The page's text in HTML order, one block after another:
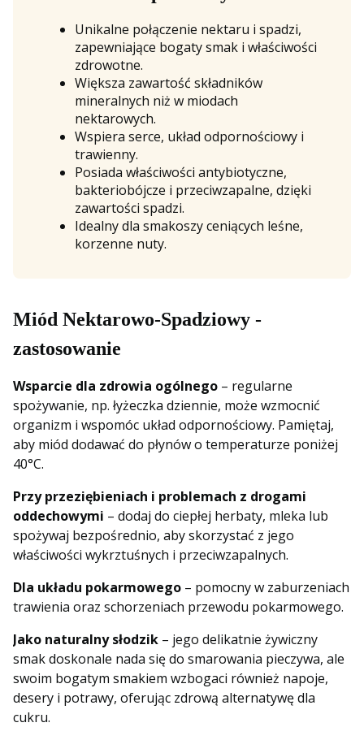
Unikalne połączenie nektaru i spadzi,
zapewniające bogaty smak i właściwości
zdrowotne.
Większa zawartość składników
mineralnych niż w miodach
nektarowych.
Wspiera serce, układ odpornościowy i
trawienny.
Posiada właściwości antybiotyczne,
bakteriobójcze i przeciwzapalne, dzięki
zawartości spadzi.
Idealny dla smakoszy ceniących leśne,
korzenne nuty.
Miód Nektarowo-Spadziowy -
zastosowanie
Wsparcie dla zdrowia ogólnego – regularne
spożywanie, np. łyżeczka dziennie, może wzmocnić
organizm i wspomóc układ odpornościowy. Pamiętaj,
aby miód dodawać do płynów o temperaturze poniżej
40°C.
Przy przeziębieniach i problemach z drogami
oddechowymi – dodaj do ciepłej herbaty, mleka lub
spożywaj bezpośrednio, aby skorzystać z jego
właściwości wykrztuśnych i przeciwzapalnych.
Dla układu pokarmowego – pomocny w zaburzeniach
trawienia oraz schorzeniach przewodu pokarmowego.
Jako naturalny słodzik – jego delikatnie żywiczny
smak doskonale nada się do smarowania pieczywa, ale
swoim bogatym smakiem wzbogaci również napoje,
desery i potrawy, oferując zdrową alternatywę dla
cukru.